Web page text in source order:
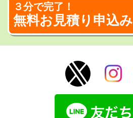
３分で完了！
無料お見積り申込み